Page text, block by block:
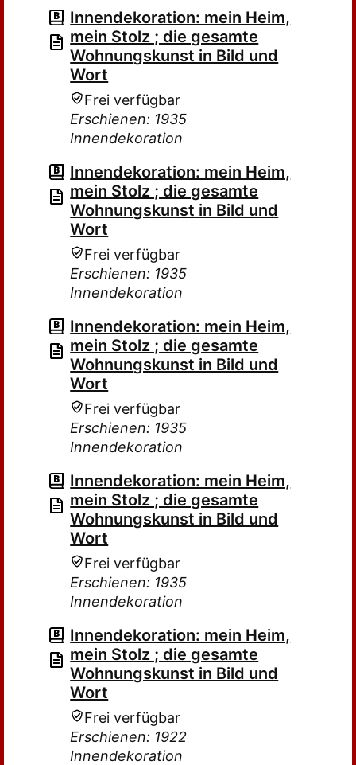
Innendekoration: mein Heim,
mein Stolz ; die gesamte
Wohnungskunst in Bild und
Wort
Frei verfügbar
Erschienen: 1935
Innendekoration
Innendekoration: mein Heim,
mein Stolz ; die gesamte
Wohnungskunst in Bild und
Wort
Frei verfügbar
Erschienen: 1935
Innendekoration
Innendekoration: mein Heim,
mein Stolz ; die gesamte
Wohnungskunst in Bild und
Wort
Frei verfügbar
Erschienen: 1935
Innendekoration
Innendekoration: mein Heim,
mein Stolz ; die gesamte
Wohnungskunst in Bild und
Wort
Frei verfügbar
Erschienen: 1935
Innendekoration
Innendekoration: mein Heim,
mein Stolz ; die gesamte
Wohnungskunst in Bild und
Wort
Frei verfügbar
Erschienen: 1922
Innendekoration